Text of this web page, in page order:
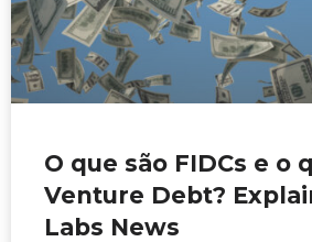
O que são FIDCs e o
Venture Debt?
Labs News